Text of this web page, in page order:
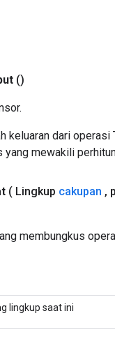
()
keluaran dari
mewakili
( Lingkup cakupan ,
membungkus
lingkup saat ini